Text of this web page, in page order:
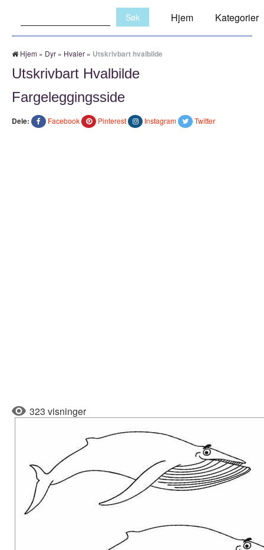
Hjem Kategorier
Hjem » Dyr » Hvaler » Utskrivbart hvalbilde
Utskrivbart Hvalbilde
Fargeleggingsside
Dele: Facebook Pinterest Instagram Twitter
323 visninger